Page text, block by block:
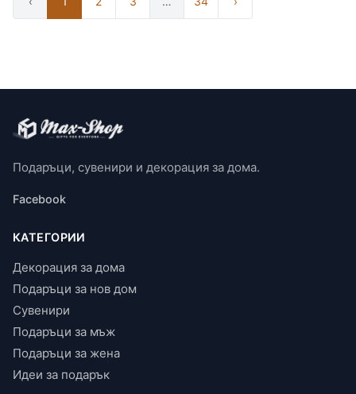
Подаръци, сувенири и декорация за дома.
Facebook
КАТЕГОРИИ
Декорация за дома
Подаръци за нов дом
Сувенири
Подаръци за мъж
Подаръци за жена
Идеи за подарък